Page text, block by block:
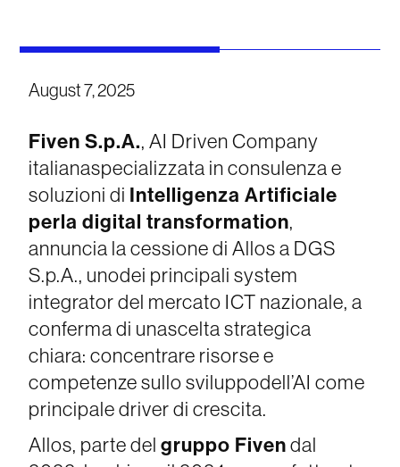
August 7, 2025
Fiven S.p.A., AI Driven Company
italianaspecializzata in consulenza e
soluzioni di Intelligenza Artificiale
perla digital transformation,
annuncia la cessione di Allos a DGS
S.p.A., unodei principali system
integrator del mercato ICT nazionale, a
conferma di unascelta strategica
chiara: concentrare risorse e
competenze sullo sviluppodell’AI come
principale driver di crescita.
Allos, parte delgruppo Fiven dal